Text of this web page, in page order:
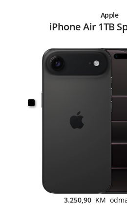
Apple
iPhone Air 1TB
3.250,90 KM